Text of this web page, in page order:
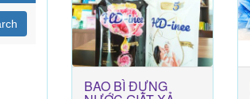
BAO BÌ ĐỰNG